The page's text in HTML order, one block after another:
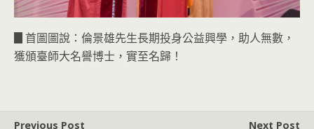
▊首圖圖說：倫景雄先生長期投身公益興學，助人無數，
獲頒臺師大名譽博士，實至名歸！
Previous Post Next Post